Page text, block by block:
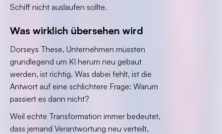
Schiff nicht auslaufen sollte.
Was wirklich übersehen wird
Dorseys These, Unternehmen müssten
grundlegend um KI herum neu gebaut
werden, ist richtig. Was dabei fehlt, ist die
Antwort auf eine schlichtere Frage: Warum
passiert es dann nicht?
Weil echte Transformation immer bedeutet,
dass jemand Verantwortung neu verteilt,